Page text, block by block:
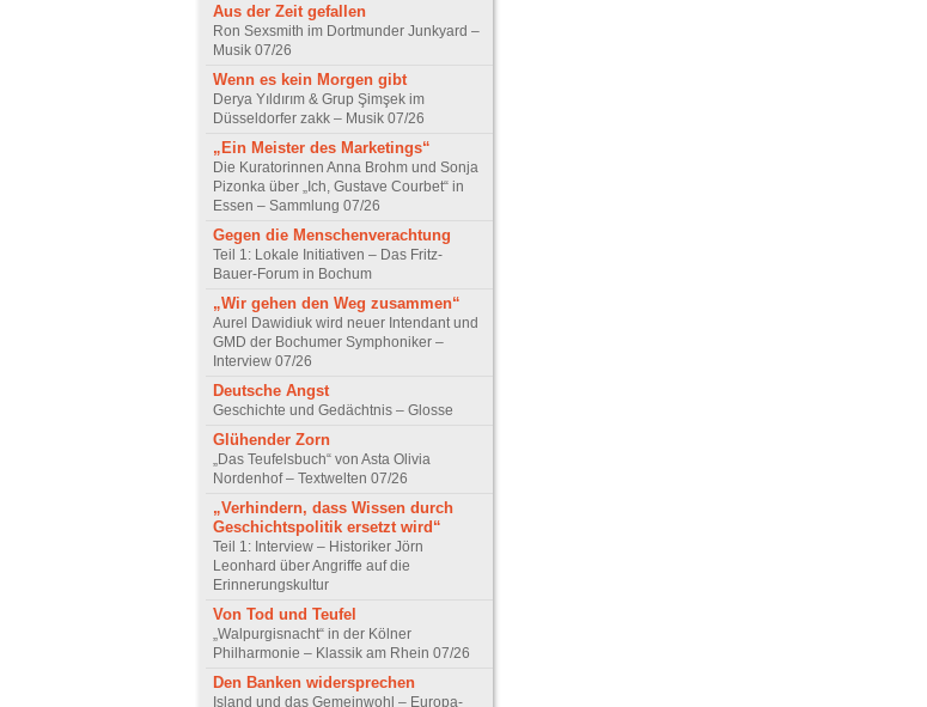
Aus der Zeit gefallen
Ron Sexsmith im Dortmunder Junkyard –
Musik 07/26
Wenn es kein Morgen gibt
Derya Yıldırım & Grup Şimşek im
Düsseldorfer zakk – Musik 07/26
„Ein Meister des Marketings“
Die Kuratorinnen Anna Brohm und Sonja
Pizonka über „Ich, Gustave Courbet“ in
Essen – Sammlung 07/26
Gegen die Menschenverachtung
Teil 1: Lokale Initiativen – Das Fritz-
Bauer-Forum in Bochum
„Wir gehen den Weg zusammen“
Aurel Dawidiuk wird neuer Intendant und
GMD der Bochumer Symphoniker –
Interview 07/26
Deutsche Angst
Geschichte und Gedächtnis – Glosse
Glühender Zorn
„Das Teufelsbuch“ von Asta Olivia
Nordenhof – Textwelten 07/26
„Verhindern, dass Wissen durch
Geschichtspolitik ersetzt wird“
Teil 1: Interview – Historiker Jörn
Leonhard über Angriffe auf die
Erinnerungskultur
Von Tod und Teufel
„Walpurgisnacht“ in der Kölner
Philharmonie – Klassik am Rhein 07/26
Den Banken widersprechen
Island und das Gemeinwohl – Europa-